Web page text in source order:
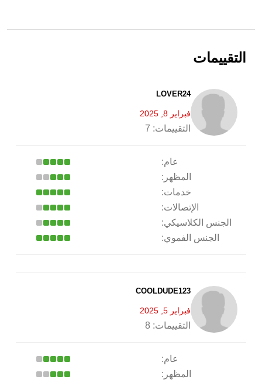
التقييمات
LOVER24
فبراير 8, 2025
التقييمات: 7
عام:
المظهر:
خدمات:
الإتصالات:
الجنس الكلاسيكي:
الجنس الفموي:
COOLDUDE123
فبراير 5, 2025
التقييمات: 8
عام:
المظهر: